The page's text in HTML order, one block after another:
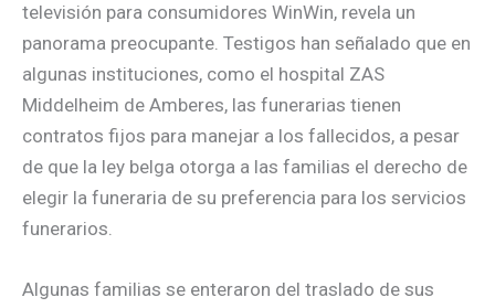
televisión para consumidores WinWin, revela un
panorama preocupante. Testigos han señalado que en
algunas instituciones, como el hospital ZAS
Middelheim de Amberes, las funerarias tienen
contratos fijos para manejar a los fallecidos, a pesar
de que la ley belga otorga a las familias el derecho de
elegir la funeraria de su preferencia para los servicios
funerarios.
Algunas familias se enteraron del traslado de sus